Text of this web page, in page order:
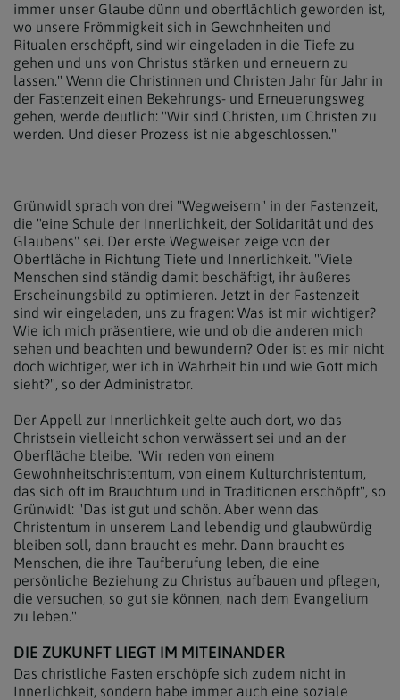
immer unser Glaube dünn und oberflächlich geworden ist,
wo unsere Frömmigkeit sich in Gewohnheiten und
Ritualen erschöpft, sind wir eingeladen in die Tiefe zu
gehen und uns von Christus stärken und erneuern zu
lassen." Wenn die Christinnen und Christen Jahr für Jahr in
der Fastenzeit einen Bekehrungs- und Erneuerungsweg
gehen, werde deutlich: "Wir sind Christen, um Christen zu
werden. Und dieser Prozess ist nie abgeschlossen."
Grünwidl sprach von drei "Wegweisern" in der Fastenzeit,
die "eine Schule der Innerlichkeit, der Solidarität und des
Glaubens" sei. Der erste Wegweiser zeige von der
Oberfläche in Richtung Tiefe und Innerlichkeit. "Viele
Menschen sind ständig damit beschäftigt, ihr äußeres
Erscheinungsbild zu optimieren. Jetzt in der Fastenzeit
sind wir eingeladen, uns zu fragen: Was ist mir wichtiger?
Wie ich mich präsentiere, wie und ob die anderen mich
sehen und beachten und bewundern? Oder ist es mir nicht
doch wichtiger, wer ich in Wahrheit bin und wie Gott mich
sieht?", so der Administrator.
Der Appell zur Innerlichkeit gelte auch dort, wo das
Christsein vielleicht schon verwässert sei und an der
Oberfläche bleibe. "Wir reden von einem
Gewohnheitschristentum, von einem Kulturchristentum,
das sich oft im Brauchtum und in Traditionen erschöpft", so
Grünwidl: "Das ist gut und schön. Aber wenn das
Christentum in unserem Land lebendig und glaubwürdig
bleiben soll, dann braucht es mehr. Dann braucht es
Menschen, die ihre Taufberufung leben, die eine
persönliche Beziehung zu Christus aufbauen und pflegen,
die versuchen, so gut sie können, nach dem Evangelium
zu leben."
DIE ZUKUNFT LIEGT IM MITEINANDER
Das christliche Fasten erschöpfe sich zudem nicht in
Innerlichkeit, sondern habe immer auch eine soziale